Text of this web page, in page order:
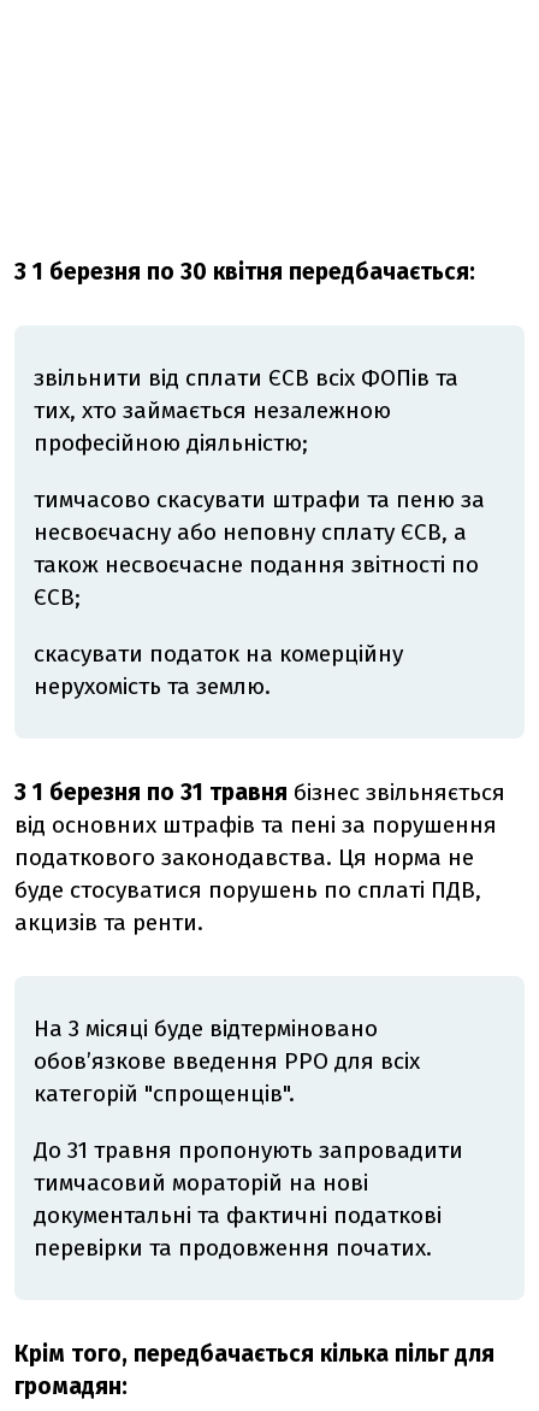
З 1 березня по 30 квітня передбачається:
звільнити від сплати ЄСВ всіх ФОПів та
тих, хто займається незалежною
професійною діяльністю;
тимчасово скасувати штрафи та пеню за
несвоєчасну або неповну сплату ЄСВ, а
також несвоєчасне подання звітності по
ЄСВ;
скасувати податок на комерційну
нерухомість та землю.
З 1 березня по 31 травня бізнес звільняється
від основних штрафів та пені за порушення
податкового законодавства. Ця норма не
буде стосуватися порушень по сплаті ПДВ,
акцизів та ренти.
На 3 місяці буде відтерміновано
обов’язкове введення РРО для всіх
категорій "спрощенців".
До 31 травня пропонують запровадити
тимчасовий мораторій на нові
документальні та фактичні податкові
перевірки та продовження початих.
Крім того, передбачається кілька пільг для
громадян: